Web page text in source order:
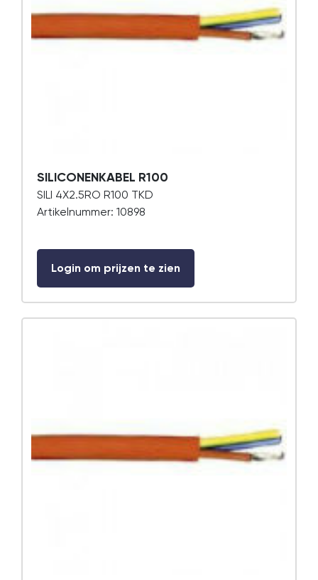
SILICONENKABEL R100
SILI 4X2.5RO R100 TKD
Artikelnummer: 10898
Login om prijzen te zien